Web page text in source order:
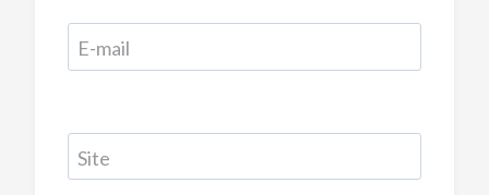
E-mail
Site